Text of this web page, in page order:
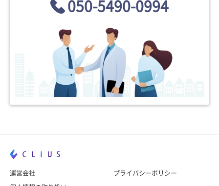
050-5490-0994
運営会社 プライバシーポリシー